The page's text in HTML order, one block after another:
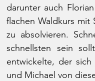
darunter auch
flachen Waldkurs mit
zu absolvieren.
schnellsten sein
entwickelte, der
und Michael von